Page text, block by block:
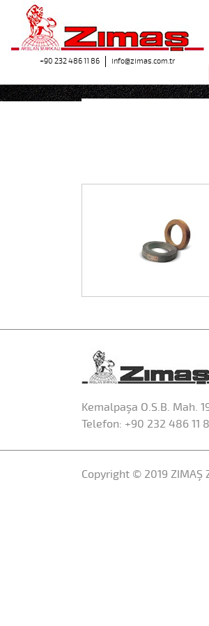
+90 232 486 11 86 info@zimas.com.tr
Kemalpaşa O.S.B. Mah.
Telefon: +90 232 486 11
Copyright © 2019 ZIMAŞ